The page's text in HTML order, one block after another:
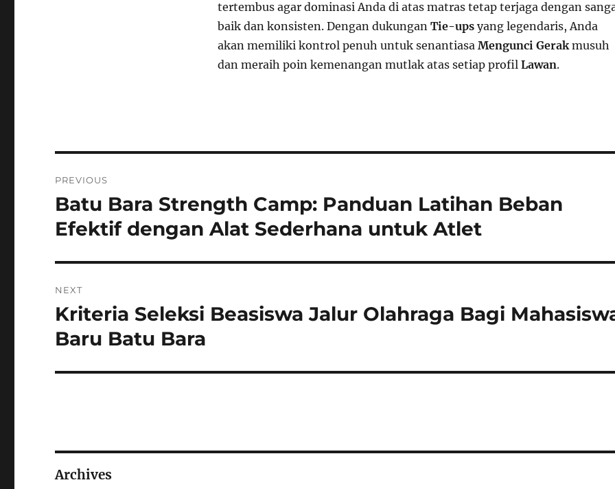
tertembus agar dominasi Anda di atas matras tetap terjaga dengan
baik dan konsisten. Dengan dukungan Tie-upsyang legendaris, Anda
akan memiliki kontrol penuh untuk senantiasa Mengunci Gerakmusuh
dan meraih poin kemenangan mutlak atas setiap profil Lawan.
pos
PREVIOUS
Previous
post:
Batu Bara Strength Camp: Panduan Latihan Beban
Efektif dengan Alat Sederhana untuk Atlet
NEXT
Next
post:
Kriteria Seleksi Beasiswa Jalur Olahraga Bagi
Baru Batu Bara
Archives